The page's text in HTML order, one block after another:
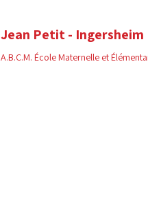
Jean Petit - Ingersheim
A.B.C.M. École Maternelle et